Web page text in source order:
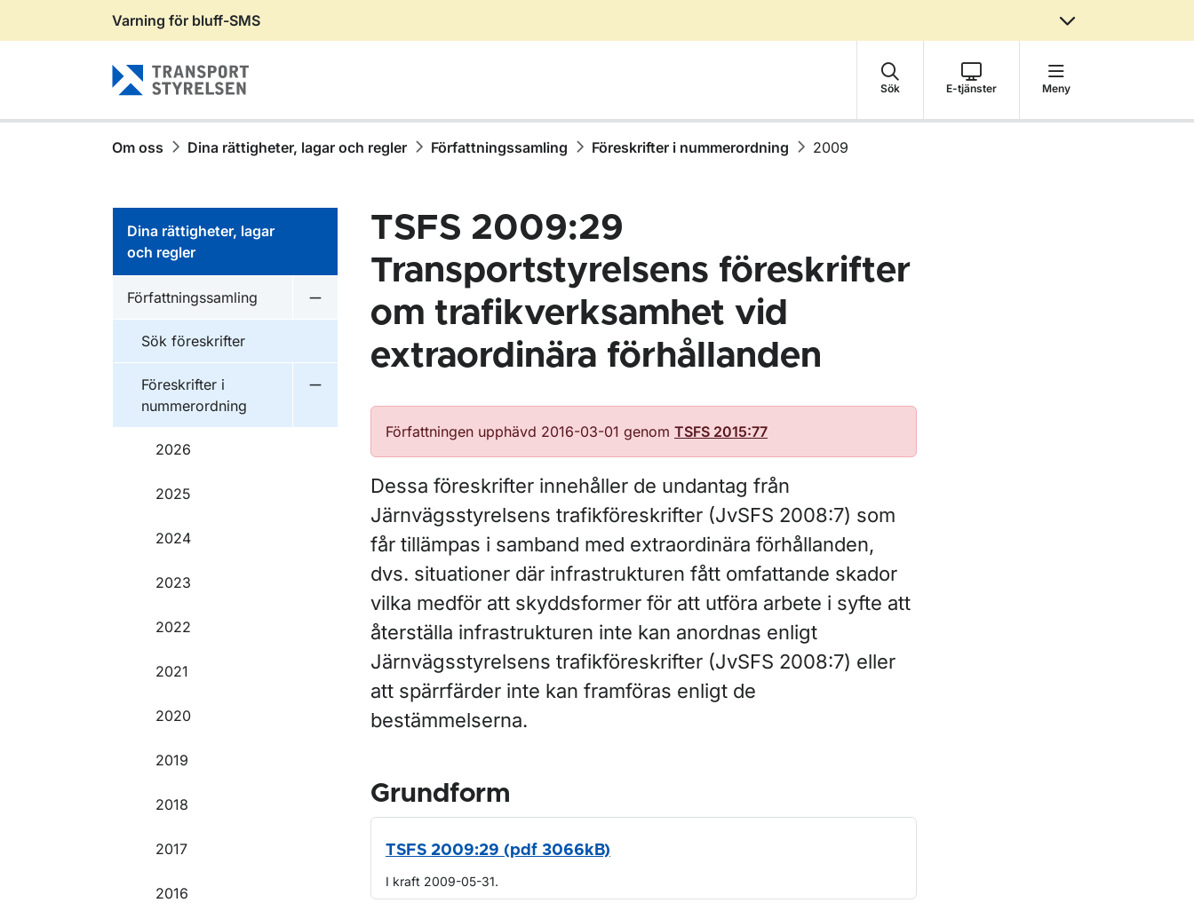
Gå till sidans innehåll
Varning för bluff-SMS
Sök E-tjänster Meny
Om oss Dina rättigheter, lagar och regler Författningssamling Föreskrifter i nummerordning 2009
Dina rättigheter, lagar
och regler
Författningssamling
Undermeny för Författningssamling
Sök föreskrifter
Föreskrifter i
nummerordning
2026
2025
2024
2023
2022
2021
2020
2019
2018
2017
2016
TSFS 2009:29
Transportstyrelsens föreskrifter
om trafikverksamhet vid
extraordinära förhållanden
Författningen upphävd 2016-03-01 genom TSFS 2015:77
Dessa föreskrifter innehåller de undantag från
Järnvägsstyrelsens trafikföreskrifter (JvSFS 2008:7) som
får tillämpas i samband med extraordinära förhållanden,
dvs. situationer där infrastrukturen fått omfattande skador
vilka medför att skyddsformer för att utföra arbete i syfte att
återställa infrastrukturen inte kan anordnas enligt
Järnvägsstyrelsens trafikföreskrifter (JvSFS 2008:7) eller
att spärrfärder inte kan framföras enligt de
bestämmelserna.
Grundform
TSFS 2009:29 (pdf 3066kB)
I kraft 2009-05-31.